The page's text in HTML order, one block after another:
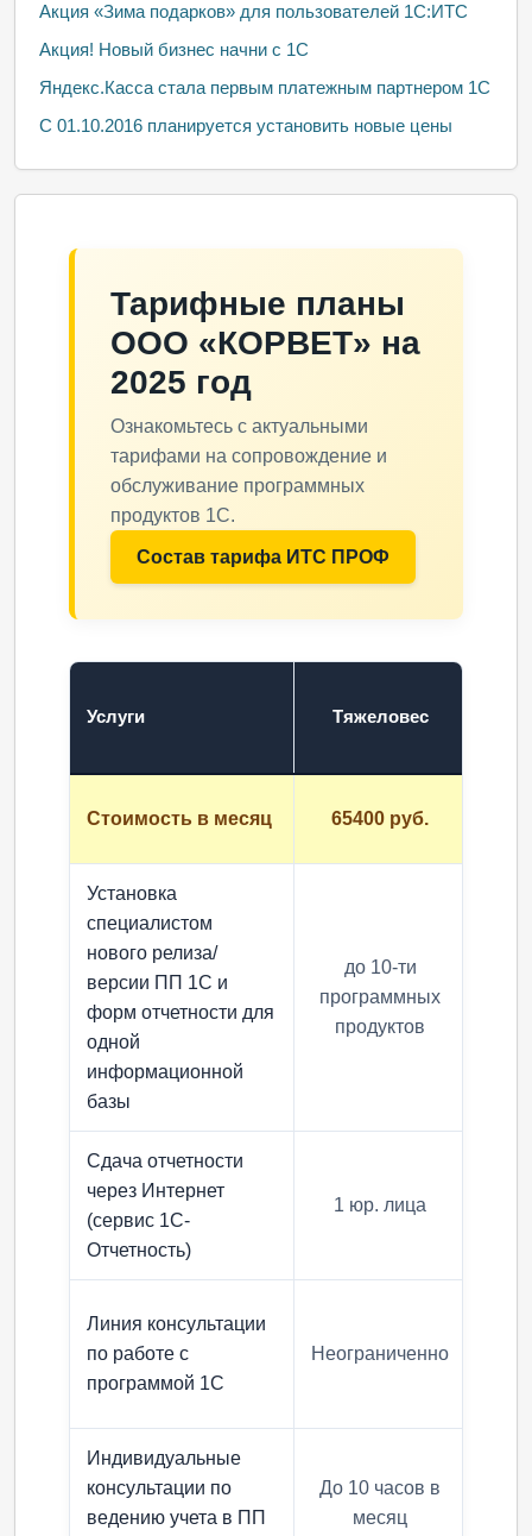
Акция «Зима подарков» для пользователей 1С:ИТС
Акция! Новый бизнес начни с 1С
Яндекс.Касса стала первым платежным партнером 1С
С 01.10.2016 планируется установить новые цены
Тарифные планы
ООО «КОРВЕТ» на
2025 год
Ознакомьтесь с актуальными
тарифами на сопровождение и
обслуживание программных
продуктов 1С.
Состав тарифа ИТС ПРОФ
Услуги Тяжеловес
Стоимость в месяц 65400 руб.
Установка
специалистом
нового релиза/
версии ПП 1С и
форм отчетности для
одной
информационной
базы
до 10-ти
программных
продуктов
Сдача отчетности
через Интернет
(сервис 1С-
Отчетность)
1 юр. лица
Линия консультации
по работе с
программой 1С
Неограниченно
Индивидуальные
консультации по
ведению учета в ПП
До 10 часов в
месяц